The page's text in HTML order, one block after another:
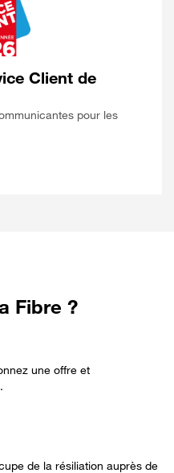
Client de
pour les
Fibre ?
une offre et
de la résiliation auprès de